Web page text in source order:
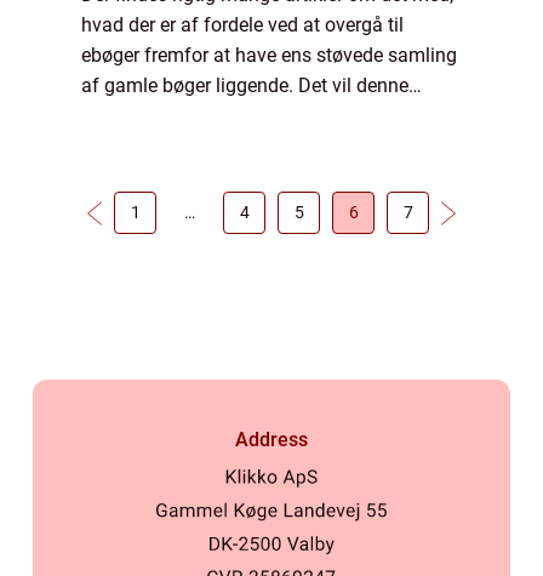
hvad der er af fordele ved at overgå til
ebøger fremfor at have ens støvede samling
af gamle bøger liggende. Det vil denne
1 … 4 5 6 7
Address